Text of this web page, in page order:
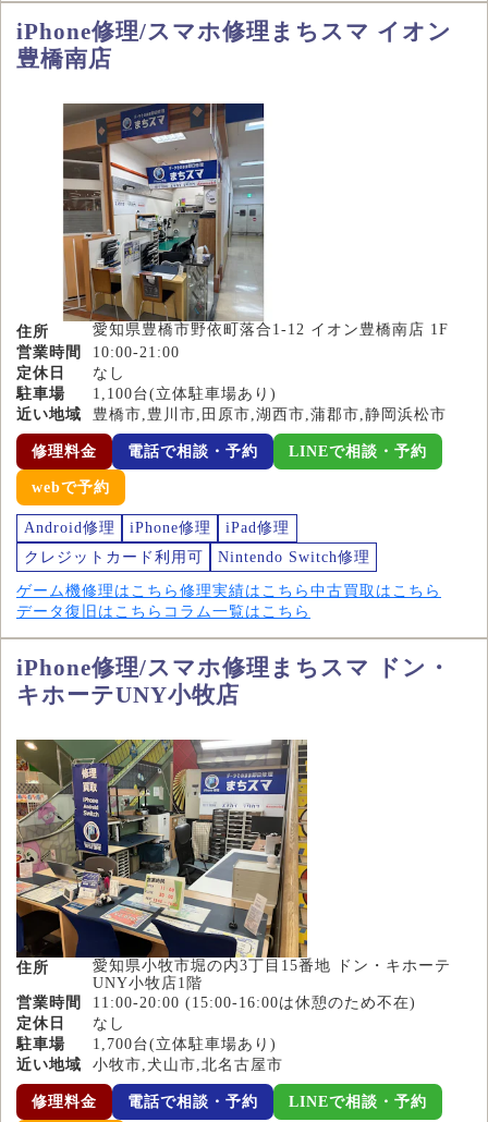
iPhone修理/スマホ修理まちスマ イオン
豊橋南店
住所
愛知県豊橋市野依町落合1-12 イオン豊橋南店 1F
営業時間
10:00-21:00
定休日
なし
駐車場
1,100台(立体駐車場あり)
近い地域
豊橋市,豊川市,田原市,湖西市,蒲郡市,静岡浜松市
修理料金 電話で相談・予約 LINEで相談・予約
webで予約
Android修理 iPhone修理
iPad修理
クレジットカード利用可
Nintendo Switch修理
ゲーム機修理はこちら 修理実績はこちら 中古買取はこちら
データ復旧はこちら コラム一覧はこちら
iPhone修理/スマホ修理まちスマ ドン・
キホーテUNY小牧店
住所
愛知県小牧市堀の内3丁目15番地 ドン・キホーテ
UNY小牧店1階
営業時間
11:00-20:00 (15:00-16:00は休憩のため不在)
定休日
なし
駐車場
1,700台(立体駐車場あり)
近い地域
小牧市,犬山市,北名古屋市
修理料金 電話で相談・予約 LINEで相談・予約